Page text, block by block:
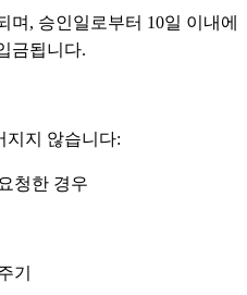
며, 승인일로부터 10일 이내에
금됩니다.
지지 않습니다:
청한 경우
기